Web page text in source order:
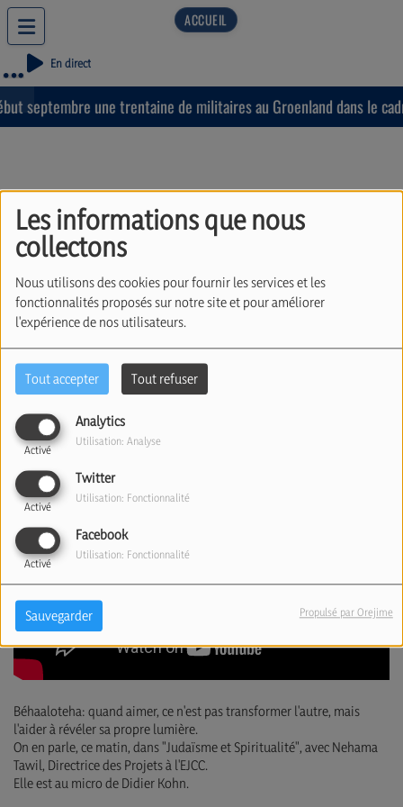
Les informations que nous
collectons
Nous utilisons des cookies pour fournir les services et les
fonctionnalités proposés sur notre site et pour améliorer
l'expérience de nos utilisateurs.
Tout accepter Tout refuser
Analytics
Activé
Utilisation: Analyse
Twitter
Activé
Utilisation: Fonctionnalité
Facebook
Activé
Utilisation: Fonctionnalité
Sauvegarder Propulsé par Orejime
En direct
septembre une trentaine de militaires au Groenland dans le
Béhaaloteha: quand
aimer, c'est aider à
révéler sa propre
lumière. Avec Nehama
Tawil (02/06/2026)
Béhaaloteha: quand aimer, ce n'est pas transformer l'autre, mais
l'aider à révéler sa propre lumière.
On en parle, ce matin, dans "Judaïsme et Spiritualité", avec Nehama
Tawil, Directrice des Projets à l'EJCC.
Elle est au micro de Didier Kohn.